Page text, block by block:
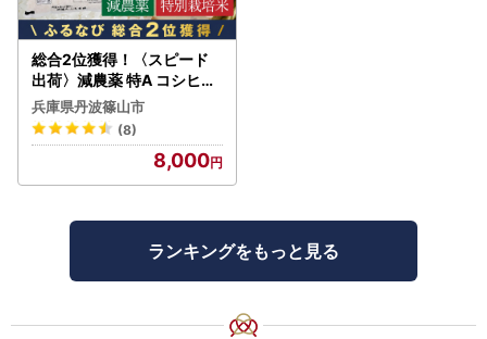
総合2位獲得！〈スピード
出荷〉減農薬 特A コシヒカ
リ 5kg 丹波篠山産 特別栽培
米 こしひかり
兵庫県丹波篠山市
(8)
8,000
ランキングをもっと見る